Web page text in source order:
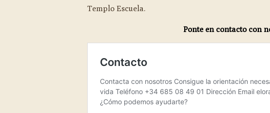
Templo Escuela.
Ponte en contacto con